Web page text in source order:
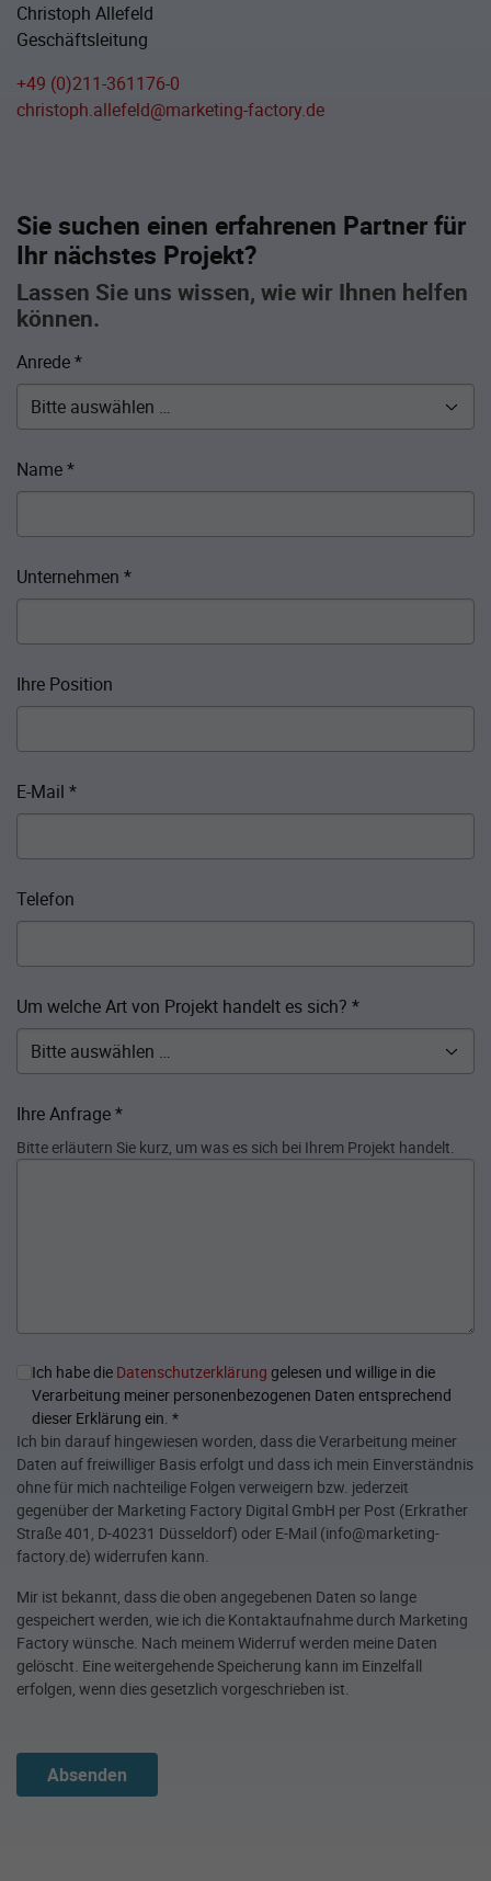
Christoph Allefeld
Geschäftsleitung
+49 (0)211-361176-0
christoph.allefeld@marketing-factory.de
Sie suchen einen erfahrenen Partner für
Ihr nächstes Projekt?
Lassen Sie uns wissen, wie wir Ihnen helfen
können.
Anrede*
Name*
Unternehmen *
Ihre Position
E-Mail *
Telefon
Um welche Art von Projekt handelt es sich? *
Ihre Anfrage*
Bitte erläutern Sie kurz, um was es sich bei Ihrem Projekt handelt.
Ich habe die Datenschutzerklärung gelesen und willige in die
Verarbeitung meiner personenbezogenen Daten entsprechend
dieser Erklärung ein. *
Ich bin darauf hingewiesen worden, dass die Verarbeitung meiner
Daten auf freiwilliger Basis erfolgt und dass ich mein Einverständnis
ohne für mich nachteilige Folgen verweigern bzw. jederzeit
gegenüber der Marketing Factory Digital GmbH per Post (Erkrather
Straße 401, D-40231 Düsseldorf) oder E-Mail (info@marketing-
factory.de) widerrufen kann.
Mir ist bekannt, dass die oben angegebenen Daten so lange
gespeichert werden, wie ich die Kontaktaufnahme durch Marketing
Factory wünsche. Nach meinem Widerruf werden meine Daten
gelöscht. Eine weitergehende Speicherung kann im Einzelfall
erfolgen, wenn dies gesetzlich vorgeschrieben ist.
Absenden